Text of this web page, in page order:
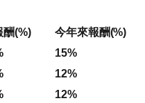
酬(%)
今年來報酬(%)
15%
12%
12%